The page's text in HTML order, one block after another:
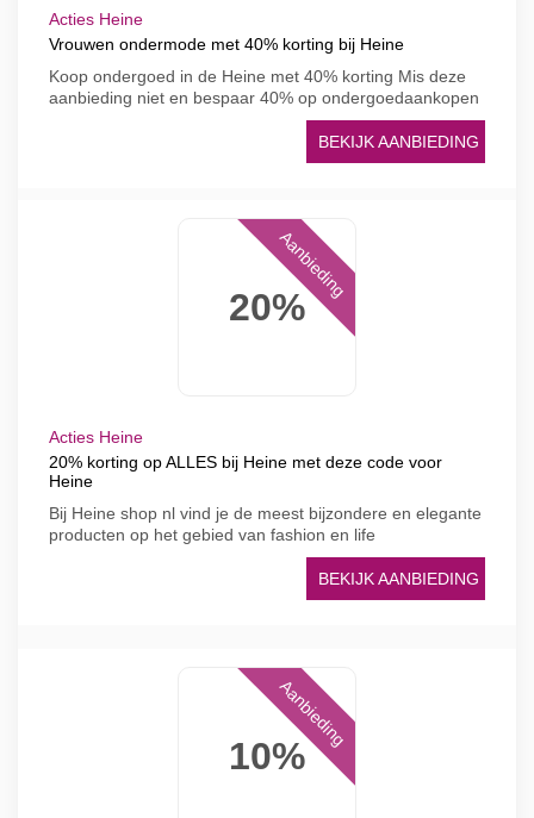
Acties Heine
Vrouwen ondermode met 40% korting bij Heine
Koop ondergoed in de Heine met 40% korting Mis deze
aanbieding niet en bespaar 40% op ondergoedaankopen
BEKIJK AANBIEDING
20%
Aanbieding
Acties Heine
20% korting op ALLES bij Heine met deze code voor
Heine
Bij Heine shop nl vind je de meest bijzondere en elegante
producten op het gebied van fashion en life
BEKIJK AANBIEDING
10%
Aanbieding